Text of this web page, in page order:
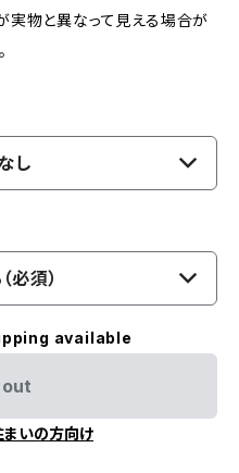
実物と異なって見える場合が
し
必須）
available
いの方向け